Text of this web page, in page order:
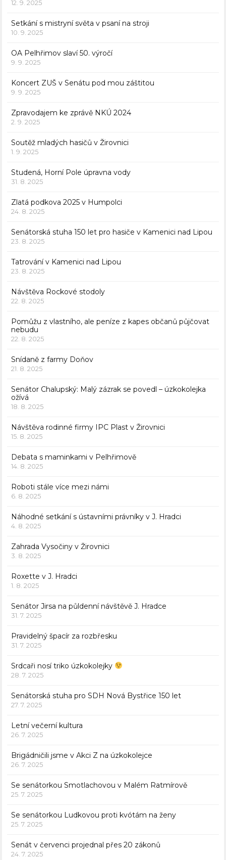
12. 9. 2025
Setkání s mistryní světa v psaní na stroji
10. 9. 2025
OA Pelhřimov slaví 50. výročí
9. 9. 2025
Koncert ZUŠ v Senátu pod mou záštitou
9. 9. 2025
Zpravodajem ke zprávě NKÚ 2024
2. 9. 2025
Soutěž mladých hasičů v Žirovnici
1. 9. 2025
Studená, Horní Pole úpravna vody
31. 8. 2025
Zlatá podkova 2025 v Humpolci
24. 8. 2025
Senátorská stuha 150 let pro hasiče v Kamenici nad Lipou
23. 8. 2025
Tatrování v Kamenici nad Lipou
23. 8. 2025
Návštěva Rockové stodoly
22. 8. 2025
Pomůžu z vlastního, ale peníze z kapes občanů půjčovat
nebudu
22. 8. 2025
Snídaně z farmy Doňov
21. 8. 2025
Senátor Chalupský: Malý zázrak se povedl – úzkokolejka
ožívá
18. 8. 2025
Návštěva rodinné firmy IPC Plast v Žirovnici
15. 8. 2025
Debata s maminkami v Pelhřimově
14. 8. 2025
Roboti stále více mezi námi
6. 8. 2025
Náhodné setkání s ústavními právníky v J. Hradci
4. 8. 2025
Zahrada Vysočiny v Žirovnici
3. 8. 2025
Roxette v J. Hradci
1. 8. 2025
Senátor Jirsa na půldenní návštěvě J. Hradce
31. 7. 2025
Pravidelný špacír za rozbřesku
31. 7. 2025
Srdcaři nosí triko úzkokolejky
28. 7. 2025
Senátorská stuha pro SDH Nová Bystřice 150 let
27. 7. 2025
Letní večerní kultura
26. 7. 2025
Brigádničili jsme v Akci Z na úzkokolejce
26. 7. 2025
Se senátorkou Smotlachovou v Malém Ratmírově
25. 7. 2025
Se senátorkou Ludkovou proti kvótám na ženy
25. 7. 2025
Senát v červenci projednal přes 20 zákonů
24. 7. 2025